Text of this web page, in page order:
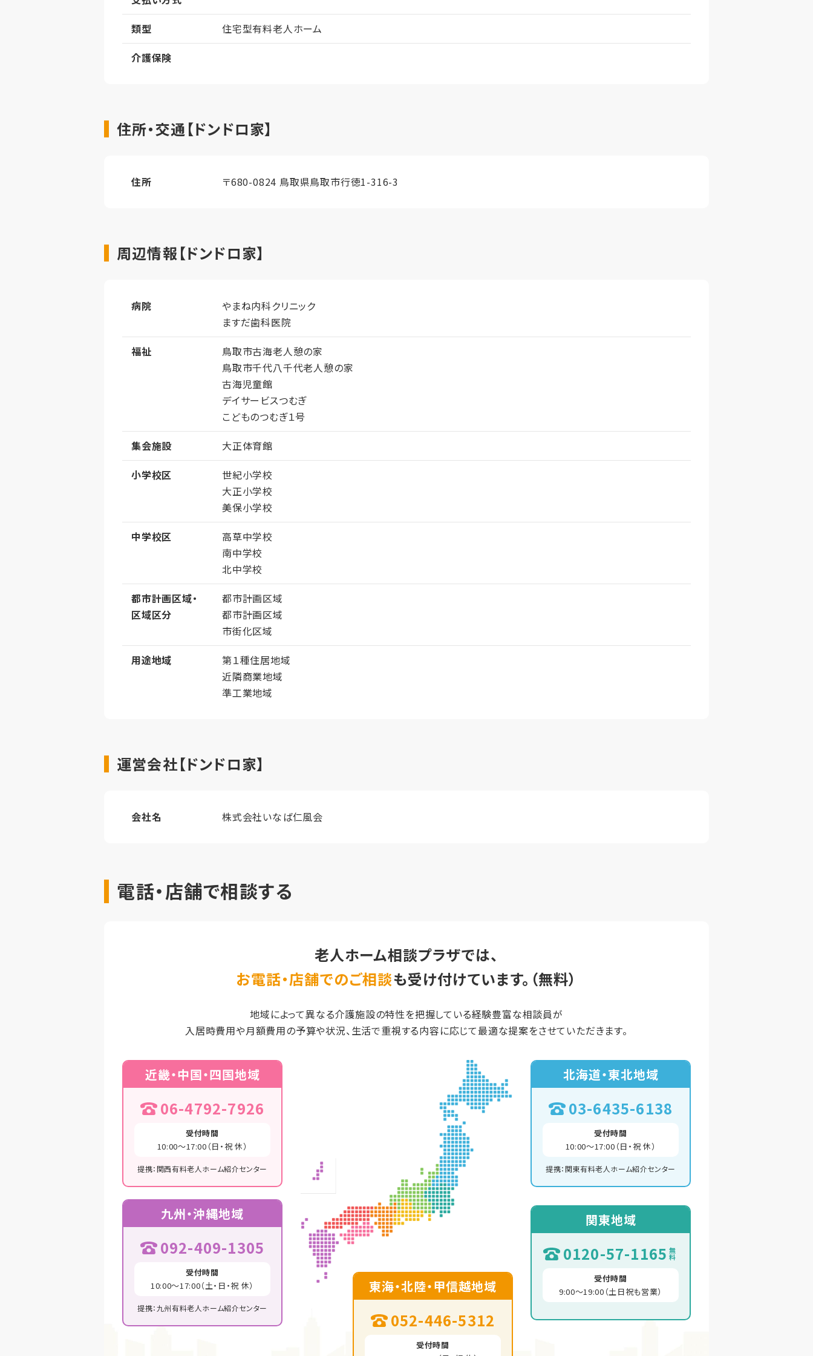
類型
住宅型有料老人ホーム
介護保険
住所・交通【ドンドロ家】
住所 〒680-0824 鳥取県鳥取市行徳1-316-3
周辺情報【ドンドロ家】
病院
やまね内科クリニック
ますだ歯科医院
福祉
鳥取市古海老人憩の家
鳥取市千代八千代老人憩の家
古海児童館
デイサービスつむぎ
こどものつむぎ１号
集会施設
大正体育館
小学校区
世紀小学校
大正小学校
美保小学校
中学校区
高草中学校
南中学校
北中学校
都市計画区域・
区域区分
都市計画区域
都市計画区域
市街化区域
用途地域
第１種住居地域
近隣商業地域
準工業地域
運営会社【ドンドロ家】
会社名 株式会社いなば仁風会
電話・店舗で相談する
老人ホーム相談プラザでは、
お電話・店舗でのご相談も受け付けています。（無料）
地域によって異なる介護施設の特性を把握している経験豊富な相談員が
入居時費用や月額費用の予算や状況、生活で重視する内容に応じて最適な提案をさせていただきます。
関東地域
0120-57-1165 無料
受付時間
9:00～19:00（土日祝も営業）
北海道・東北地域
03-6435-6138
受付時間
10:00～17:00（日・祝 休）
提携：関東有料老人ホーム紹介センター
東海・北陸・甲信越地域
052-446-5312
受付時間
近畿・中国・四国地域
06-4792-7926
受付時間
10:00～17:00（日・祝 休）
提携：関西有料老人ホーム紹介センター
九州・沖縄地域
092-409-1305
受付時間
10:00～17:00（土・日・祝 休）
提携：九州有料老人ホーム紹介センター